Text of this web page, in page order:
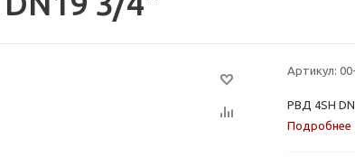
Артикул:
РВД 4SH
Подробнее